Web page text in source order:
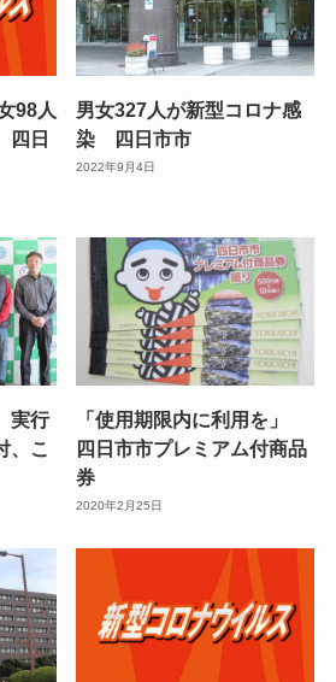
98人
四日
男女327人が新型コロナ感
染 四日市市
2022年9月4日
実行
、こ
「使用期限内に利用を」
四日市市プレミアム付商品
券
2020年2月25日